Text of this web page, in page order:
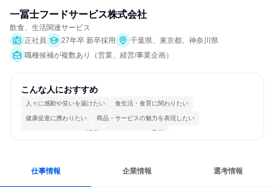
一冨士フードサービス株式会社
飲食、生活関連サービス
正社員
27年卒 新卒採用
千葉県、東京都、神奈川県
職種候補が複数あり（営業、経営/事業企画）
こんな人におすすめ
人々に感動や笑いを届けたい 食生活・食育に関わりたい
健康促進に携わりたい 商品・サービスの魅力を表現したい
コミュニケーションが活発 チームワークを重視
仕事情報 企業情報 選考情報